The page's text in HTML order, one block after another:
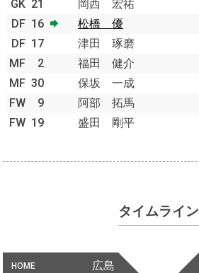
GK 21
岡西 宏祐
DF 16 松橋 優
DF 17
津田 琢磨
MF
2
福田 健介
MF 30
保坂 一成
FW
9
阿部 拓馬
FW 19 盛田 剛平
タイムライン
HOME 広島